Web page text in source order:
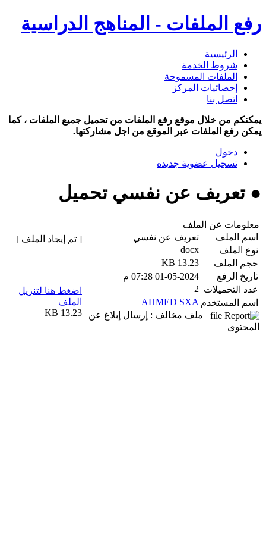
رفع الملفات - المناهج الدراسية
الرئيسية
شروط الخدمة
الملفات المسموحة
إحصائيات المركز
اتصل بنا
يمكنكم من خلال موقع رفع الملفات من تحميل جميع الملفات ، كما
يمكن رفع الملفات عبر الموقع من اجل مشاركتها.
دخول
تسجيل عضوية جديده
● تعريف عن نفسي تحميل
معلومات عن الملف
اسم الملف
تعريف عن نفسي
نوع الملف
docx
حجم الملف
13.23 KB
تاريخ الرفع
01-05-2024 07:28 م
عدد التحميلات 2
اسم المستخدم AHMED SXA
ملف مخالف : إرسال إبلاغ عن
المحتوى
[ تم إيجاد الملف ]
اضغط هنا لتنزيل
الملف
13.23 KB